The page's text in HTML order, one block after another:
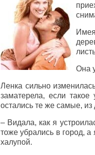
Она
Ленка сильно
заматерела, если
остались те же самые, из
– Видала, как я
тоже убрались в город, а
халупой.